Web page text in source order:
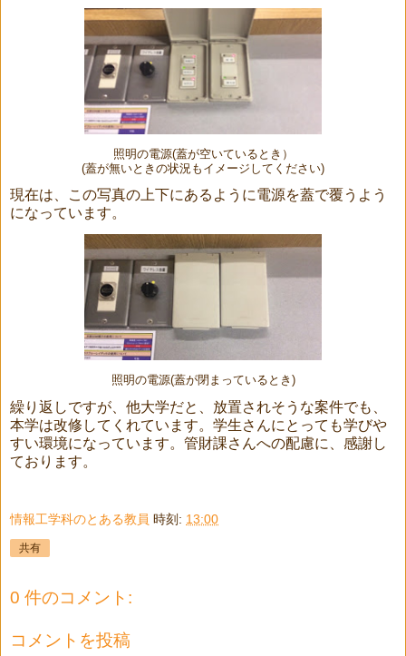
照明の電源(蓋が空いているとき）
(蓋が無いときの状況もイメージしてください)
現在は、この写真の上下にあるように電源を蓋で覆うよう
になっています。
照明の電源(蓋が閉まっているとき)
繰り返しですが、他大学だと、放置されそうな案件でも、
本学は改修してくれています。学生さんにとっても学びや
すい環境になっています。管財課さんへの配慮に、感謝し
ております。
情報工学科のとある教員 時刻: 13:00
共有
0 件のコメント:
コメントを投稿